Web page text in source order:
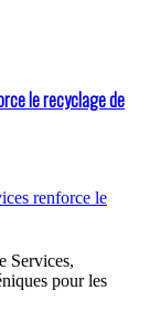
le recyclage de
Services,
pour les